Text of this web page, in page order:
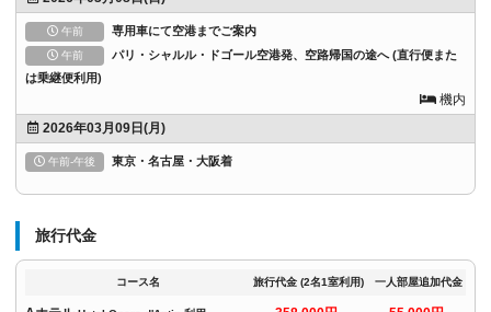
午前 専用車にて空港までご案内
午前
パリ・シャルル・ドゴール空港発、空路帰国の途へ (直行便また
は乗継便利用)
機内
2026年03月09日(月)
午前-午後 東京・名古屋・大阪着
旅行代金
コース名 旅行代金 (2名1室利用) 一人部屋追加代金